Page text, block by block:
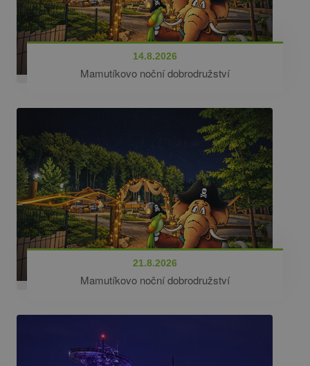
14.8.2026
Mamutíkovo noční dobrodružství
21.8.2026
Mamutíkovo noční dobrodružství